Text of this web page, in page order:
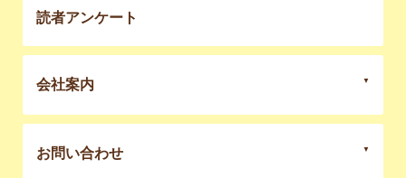
読者アンケート
会社案内
お問い合わせ